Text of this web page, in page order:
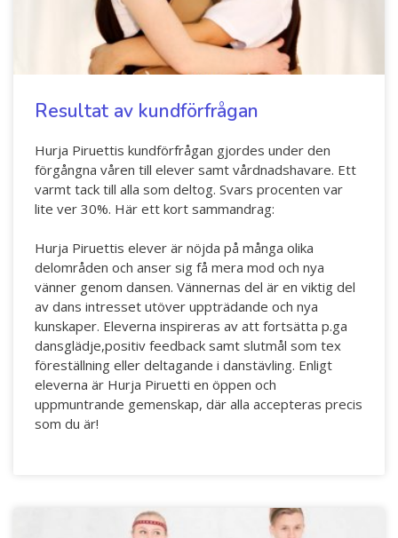
Resultat av kundförfrågan
Hurja Piruettis kundförfrågan gjordes under den
förgångna våren till elever samt vårdnadshavare. Ett
varmt tack till alla som deltog. Svars procenten var
lite ver 30%. Här ett kort sammandrag:
Hurja Piruettis elever är nöjda på många olika
delområden och anser sig få mera mod och nya
vänner genom dansen. Vännernas del är en viktig del
av dans intresset utöver uppträdande och nya
kunskaper. Eleverna inspireras av att fortsätta p.ga
dansglädje,positiv feedback samt slutmål som tex
föreställning eller deltagande i danstävling. Enligt
eleverna är Hurja Piruetti en öppen och
uppmuntrande gemenskap, där alla accepteras precis
som du är!